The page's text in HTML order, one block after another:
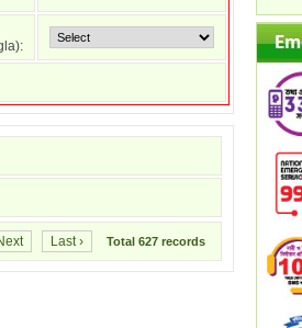
Last › Total 627 records